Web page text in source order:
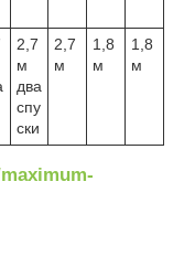
2,7
м
два
спу
ски
2,7
м
1,8
м
1,8
м